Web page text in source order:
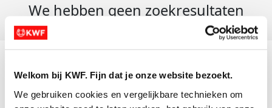
Welkom bij KWF. Fijn dat je onze website bezoekt.
We gebruiken cookies en vergelijkbare technieken om
We hebben geen zoekresultaten
Actiematerialen
Evenementen